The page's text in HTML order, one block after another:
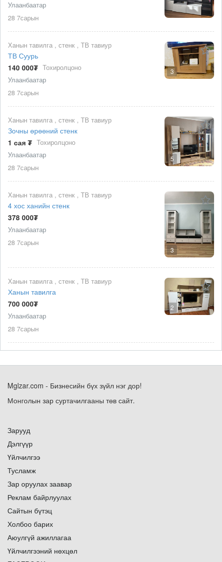
Улаанбаатар
28 7сарын
3
Ханын тавилга , стенк , ТВ тавиур
ТВ Суурь
140 000₮ Тохиролцоно
Улаанбаатар
28 7сарын
5
Ханын тавилга , стенк , ТВ тавиур
Зочны өрөөний стенк
1 сая ₮ Тохиролцоно
Улаанбаатар
28 7сарын
3
Ханын тавилга , стенк , ТВ тавиур
4 хос ханийн стенк
378 000₮
Улаанбаатар
28 7сарын
2
Ханын тавилга , стенк , ТВ тавиур
Ханын тавилга
700 000₮
Улаанбаатар
28 7сарын
Mglzar.com - Бизнесийн бүх зүйл нэг дор!
Монголын зар суртачилгааны төв сайт.
Зарууд
Дэлгүүр
Үйлчилгээ
Тусламж
Зар оруулах заавар
Реклам байрлуулах
Сайтын бүтэц
Холбоо барих
Аюулгүй ажиллагаа
Үйлчилгээний нөхцөл